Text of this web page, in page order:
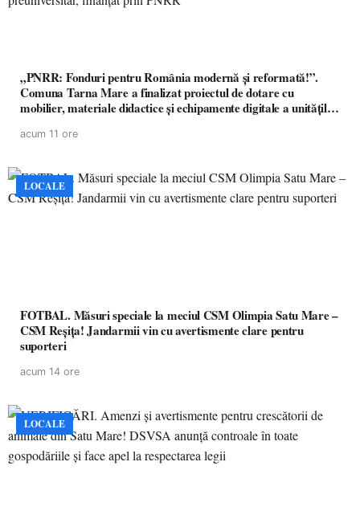
„PNRR: Fonduri pentru România modernă și reformată!”.
Comuna Tarna Mare a finalizat proiectul de dotare cu
mobilier, materiale didactice și echipamente digitale a unităților
acum 11 ore
LOCALE
FOTBAL. Măsuri speciale la meciul CSM Olimpia Satu Mare –
CSM Reșița! Jandarmii vin cu avertismente clare pentru
suporteri
acum 14 ore
LOCALE